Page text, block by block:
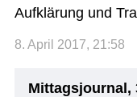
Aufklärung und
8. April 2017, 21:58
Mittagsjournal,